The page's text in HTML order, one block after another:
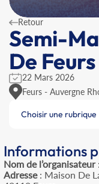
Retour
Semi-
De Feurs
22 Mars 2026
Feurs - Auvergne
Choisir une rubrique
Informations
Nom de l’organisateur
Adresse: Maison De